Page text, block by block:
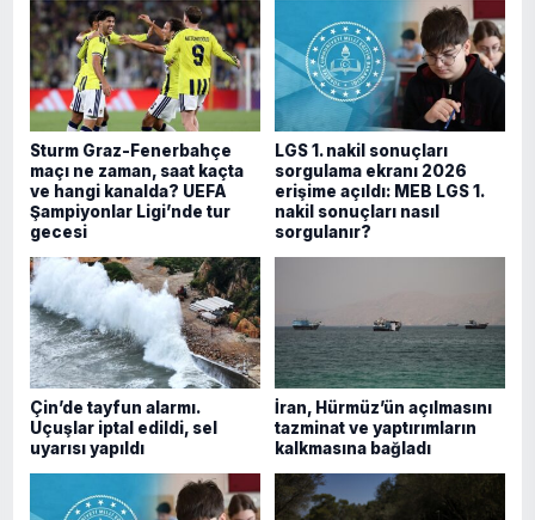
Sturm Graz-Fenerbahçe
maçı ne zaman, saat kaçta
ve hangi kanalda? UEFA
Şampiyonlar Ligi’nde tur
gecesi
LGS 1. nakil sonuçları
sorgulama ekranı 2026
erişime açıldı: MEB LGS 1.
nakil sonuçları nasıl
sorgulanır?
Çin’de tayfun alarmı.
Uçuşlar iptal edildi, sel
uyarısı yapıldı
İran, Hürmüz’ün açılmasını
tazminat ve yaptırımların
kalkmasına bağladı